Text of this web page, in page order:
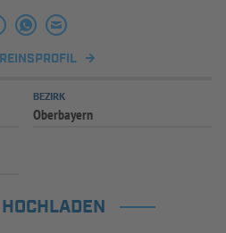
BEZIRK
Oberbayern